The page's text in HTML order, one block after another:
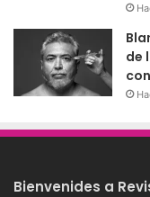
de
Bienvenides a